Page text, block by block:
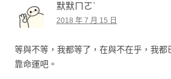
默默ㄇㄛˋ
2018 年 7 月 15 日
等與不等，我都等了，在與不在乎，我都
靠命運吧。